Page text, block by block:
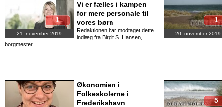
21. november 2019
1
Vi er fælles i kampen
for mere personale til
vores børn
Redaktionen har modtaget dette
indlæg fra Birgit S. Hansen,
borgmester
20. november 2019
1
Økonomien i
Folkeskolerne i
Frederikshavn
5